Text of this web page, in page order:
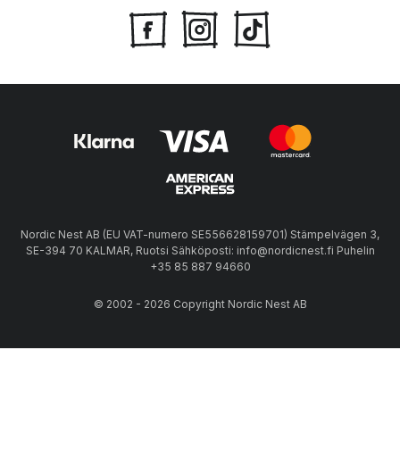
Nordic Nest AB (EU VAT-numero SE556628159701) Stämpelvägen 3,
SE-394 70 KALMAR, Ruotsi Sähköposti: info@nordicnest.fi Puhelin
+35 85 887 94660
© 2002 - 2026 Copyright Nordic Nest AB